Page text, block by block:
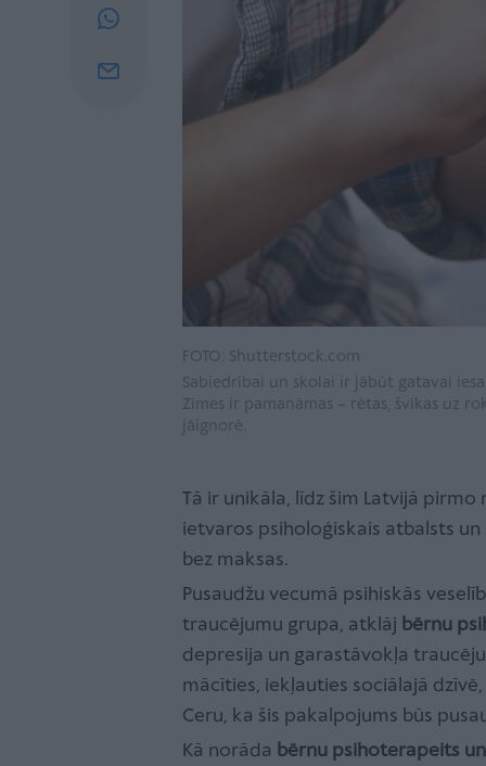
FOTO: Shutterstock.com
Sabiedrībai un skolai ir jābūt gatavai
Zīmes ir pamanāmas – rētas, švīkas uz
jāignorē.
Tā ir unikāla, līdz šim Latvijā
ietvaros psiholoģiskais atbalsts
bez maksas.
Pusaudžu vecumā psihiskās
traucējumu grupa, atklāj bērnu
depresija un garastāvokļa
mācīties, iekļauties sociālajā
Ceru, ka šis pakalpojums būs
Kā norāda bērnu psihoterapeits